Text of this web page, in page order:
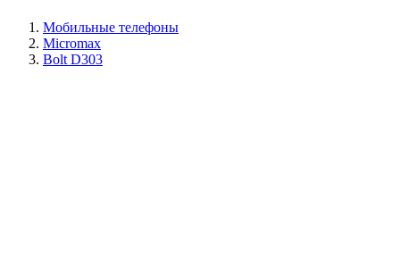
Мобильные телефоны
Micromax
Bolt D303